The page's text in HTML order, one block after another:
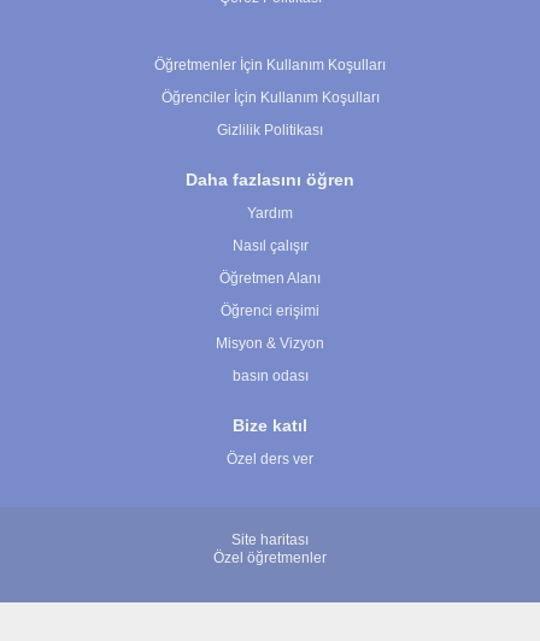
Öğretmenler İçin Kullanım Koşulları
Öğrenciler İçin Kullanım Koşulları
Gizlilik Politikası
Daha fazlasını öğren
Yardım
Nasıl çalışır
Öğretmen Alanı
Öğrenci erişimi
Misyon & Vizyon
basın odası
Bize katıl
Özel ders ver
Site haritası
Özel öğretmenler